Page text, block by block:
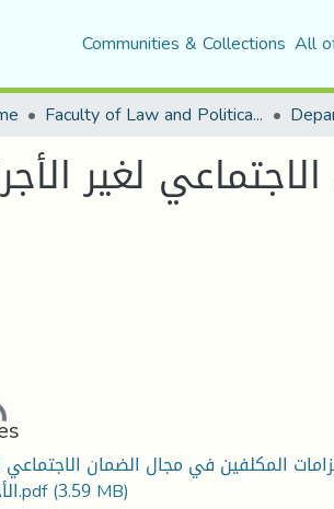
Communities & Collections All
Faculty of Law and Political Science
لغير
المكلفين في مجال الضمان الاجتماعي
الأجراء.pdf(3.59 MB)